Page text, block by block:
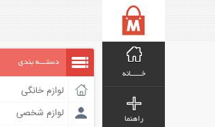
خـــــانه
راهنما
دستـــه بندی
لوازم خانگی
لوازم شخصی